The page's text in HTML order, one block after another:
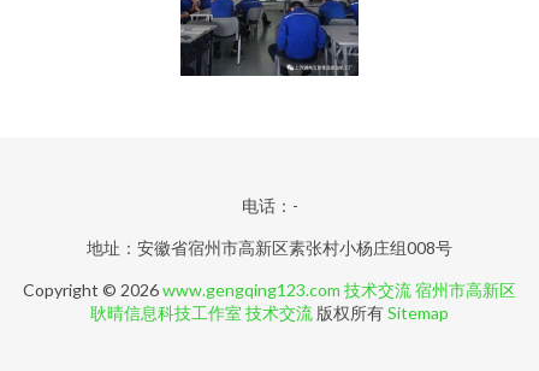
电话：-
地址：安徽省宿州市高新区素张村小杨庄组008号
Copyright © 2026www.gengqing123.com 技术交流宿州市高新区
耿晴信息科技工作室 技术交流 版权所有Sitemap